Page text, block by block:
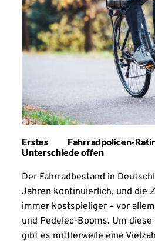
Erstes Fahrradpolicen-
Unterschiede offen
Der Fahrradbestand in
Jahren kontinuierlich, und die
immer kostspieliger – vor
und Pedelec-Booms. Um
gibt es mittlerweile eine